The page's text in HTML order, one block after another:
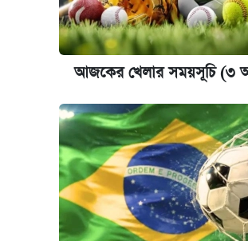
আজকের খেলার সময়সূচি (৩